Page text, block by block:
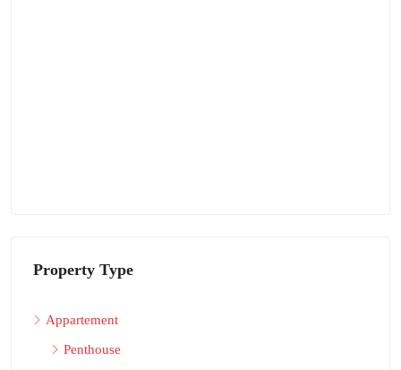
Property Type
Appartement
Penthouse